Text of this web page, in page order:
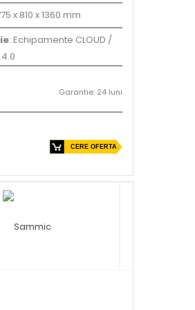
x 810 x 1360 mm
: Echipamente CLOUD /
4.0
Garantie: 24 luni
CERE OFERTA